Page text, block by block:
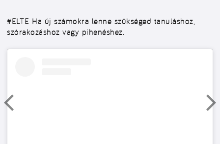
#ELTE Ha új számokra lenne szükséged tanuláshoz,
szórakozáshoz vagy pihenéshez.